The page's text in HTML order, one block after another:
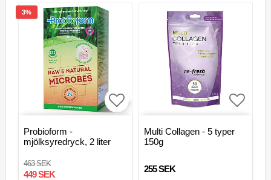
3%
Lägg till i favoritlistan
Probioform -
mjölksyredryck, 2 liter
463 SEK
449 SEK
Multi Collagen - 5 typer
150g
255 SEK